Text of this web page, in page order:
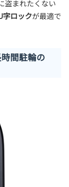
盗まれたくない
字ロックが最適で
間駐輪の